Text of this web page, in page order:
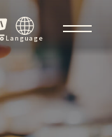
Language